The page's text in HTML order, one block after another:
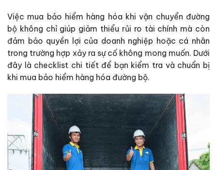
Việc mua bảo hiểm hàng hóa khi vận chuyển đường
bộ không chỉ giúp giảm thiểu rủi ro tài chính mà còn
đảm bảo quyền lợi của doanh nghiệp hoặc cá nhân
trong trường hợp xảy ra sự cố không mong muốn. Dưới
đây là checklist chi tiết để bạn kiểm tra và chuẩn bị
khi mua bảo hiểm hàng hóa đường bộ.